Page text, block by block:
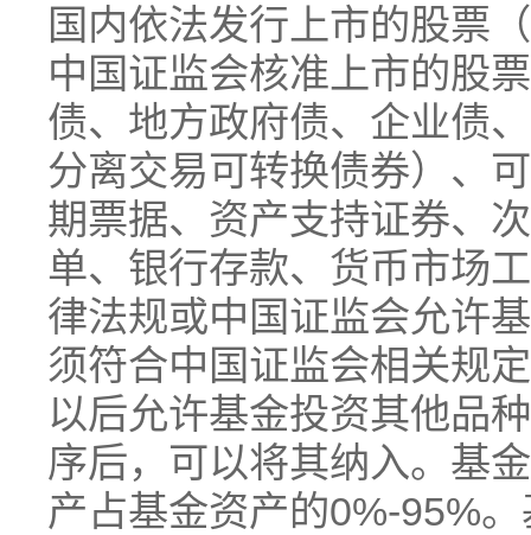
国内依法发行上市的股票
中国证监会核准上市的股
债、地方政府债、企业债
分离交易可转换债券）、
期票据、资产支持证券、
单、银行存款、货币市场
律法规或中国证监会允许
须符合中国证监会相关规
以后允许基金投资其他品
序后，可以将其纳入。基
产占基金资产的0%-95%